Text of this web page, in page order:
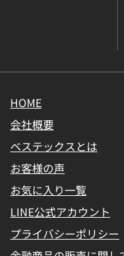
HOME
会社概要
ベステックスとは
お客様の声
お気に入り一覧
LINE公式アカウント
プライバシーポリシー